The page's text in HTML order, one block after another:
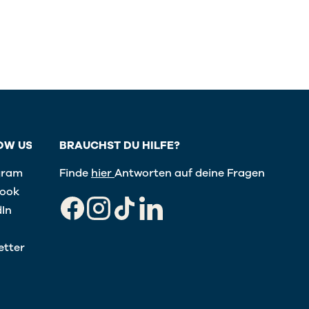
US
BRAUCHST DU HILFE?
Finde hierAntworten auf deine Fragen
FacebookInstagram
TikTokLinkedIn